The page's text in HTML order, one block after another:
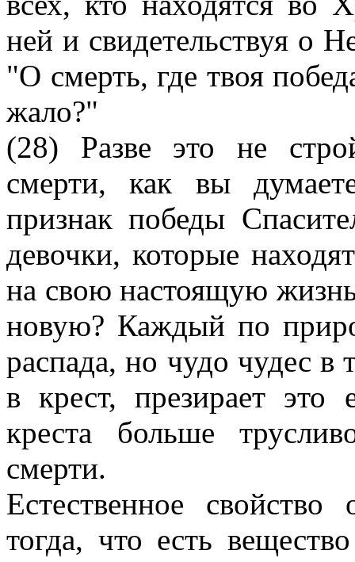
ней и свидетельствуя о
"О смерть, где твоя
жало?"
(28) Разве это не
смерти, как вы
признак победы
девочки, которые
на свою настоящую жизнь
новую? Каждый по
распада, но чудо чудес в
в крест, презирает это
креста больше
смерти.
Естественное
тогда, что есть